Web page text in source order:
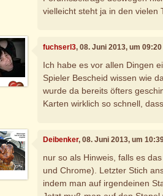
vielleicht steht ja in den vielen
fuchserl3, 08. Juni 2013, um 09:20
Ich habe es vor allen Dingen
Spieler Bescheid wissen wie
wurde da bereits öfters
Karten wirklich so schnell,
Deibenker, 08. Juni 2013, um
nur so als Hinweis, falls es
und Chrome). Letzter Stich
indem man auf irgendeinen